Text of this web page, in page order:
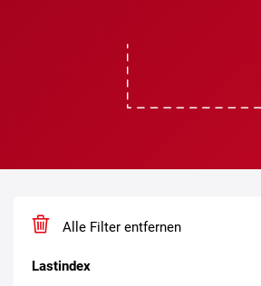
Alle Filter entfernen
Lastindex